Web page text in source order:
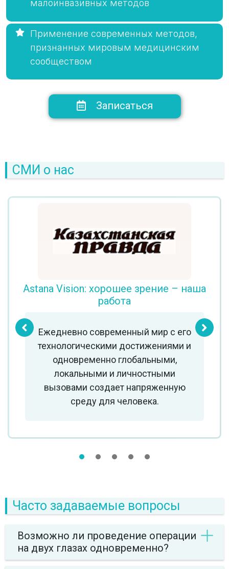
малоинвазивных методов
Применение современных методов,
признанных мировым медицинским
сообществом
Записаться
СМИ о нас
Astana Vision: хорошее зрение – наша
работа
Ежедневно современный мир с его
технологическими достижениями и
одновременно глобальными,
локальными и личностными
вызовами создает напряженную
среду для человека.
Часто задаваемые вопросы
Возможно ли проведение операции
на двух глазах одновременно?